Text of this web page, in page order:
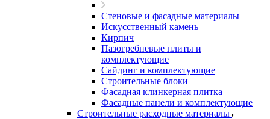
Стеновые и фасадные материалы
Искусственный камень
Кирпич
Пазогребневые плиты и
комплектующие
Сайдинг и комплектующие
Строительные блоки
Фасадная клинкерная плитка
Фасадные панели и комплектующие
Строительные расходные материалы